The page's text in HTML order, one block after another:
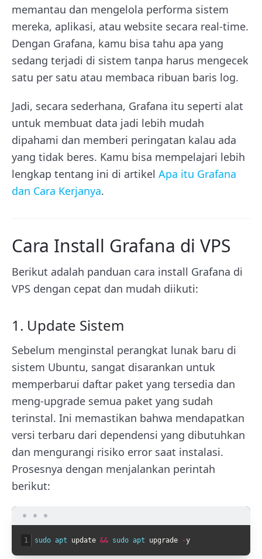
memantau dan mengelola performa sistem
mereka, aplikasi, atau website secara real-time.
Dengan Grafana, kamu bisa tahu apa yang
sedang terjadi di sistem tanpa harus mengecek
satu per satu atau membaca ribuan baris log.
Jadi, secara sederhana, Grafana itu seperti alat
untuk membuat data jadi lebih mudah
dipahami dan memberi peringatan kalau ada
yang tidak beres. Kamu bisa mempelajari lebih
lengkap tentang ini di artikel Apa itu Grafana
dan Cara Kerjanya.
Cara Install Grafana di VPS
Berikut adalah panduan cara install Grafana di
VPS dengan cepat dan mudah diikuti:
1. Update Sistem
Sebelum menginstal perangkat lunak baru di
sistem Ubuntu, sangat disarankan untuk
memperbarui daftar paket yang tersedia dan
meng-upgrade semua paket yang sudah
terinstal. Ini memastikan bahwa mendapatkan
versi terbaru dari dependensi yang dibutuhkan
dan mengurangi risiko error saat instalasi.
Prosesnya dengan menjalankan perintah
berikut:
1 sudo apt update && sudo apt upgrade -y